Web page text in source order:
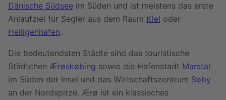
Dänische Südsee im Süden und ist meistens das erste
Anlaufziel für Segler aus dem Raum Kiel oder
Heiligenhafen.
Die bedeutendsten Städte sind das touristische
Städtchen Ærøskøbing sowie die Hafenstadt Marstal
im Süden der Insel und das Wirtschaftszentrum Søby
an der Nordspitze. Ærø ist ein klassisches